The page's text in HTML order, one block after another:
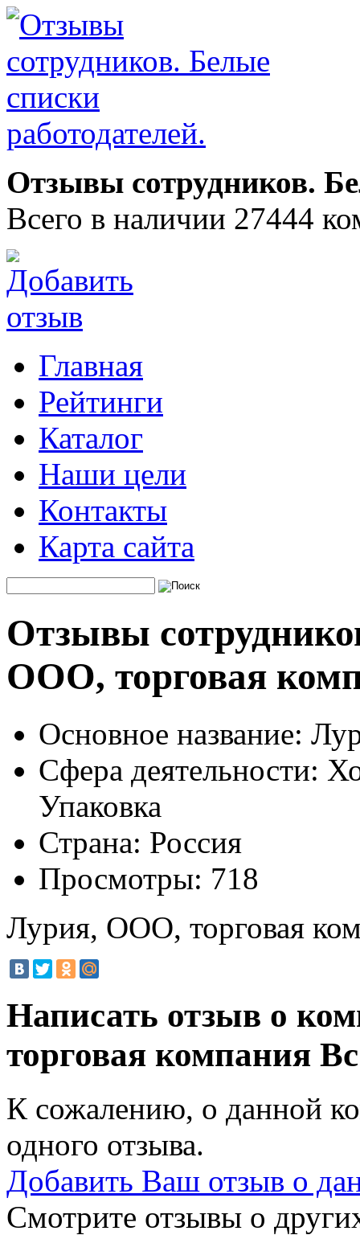
Отзывы сотрудников.
Всего в наличии 27444
Главная
Рейтинги
Каталог
Наши цели
Контакты
Карта сайта
Отзывы
ООО, торговая
Основное название:
Сфера деятельности:
Упаковка
Страна: Россия
Просмотры: 718
Лурия, ООО, торговая
Написать отзыв о
торговая компания
К сожалению, о данной
одного отзыва.
Добавить Ваш отзыв о
Смотрите отзывы о